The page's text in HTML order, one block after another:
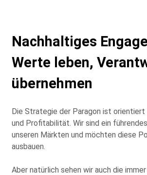
Nachhaltiges
Werte leben,
übernehmen
Die Strategie der Paragon ist orientiert
und Profitabilität. Wir sind ein
unseren Märkten und möchten diese
ausbauen.
Aber natürlich sehen wir auch die